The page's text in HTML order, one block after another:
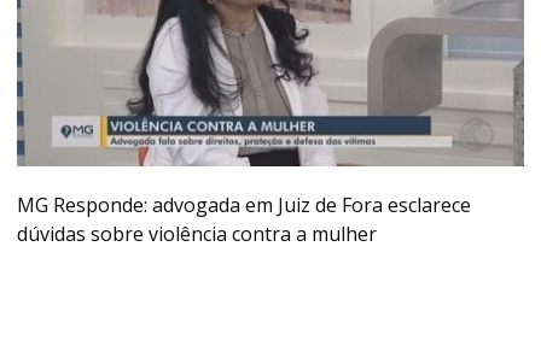
MG Responde: advogada em Juiz de Fora esclarece
dúvidas sobre violência contra a mulher